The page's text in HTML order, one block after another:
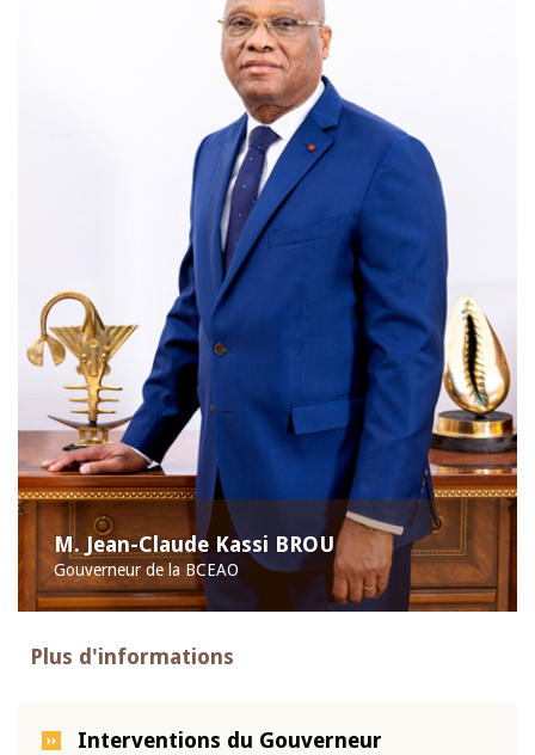
M. Jean-Claude Kassi BROU
Gouverneur de la BCEAO
Plus d'informations
Interventions du Gouverneur